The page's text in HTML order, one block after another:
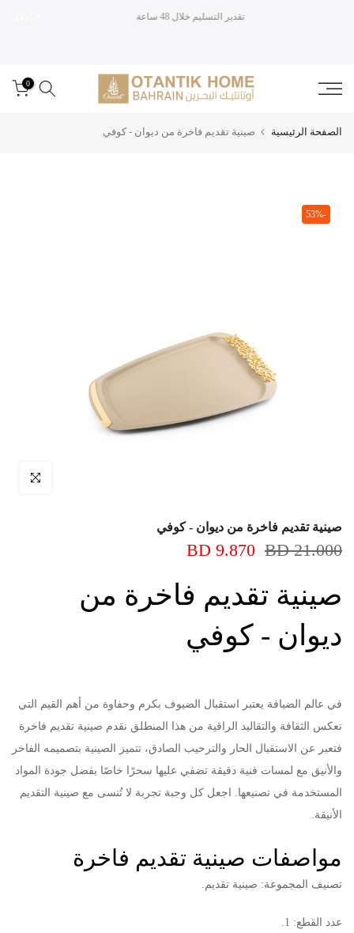
تقدير التسليم خلال 48 ساعة
0
الصفحة الرئيسية صينية تقديم فاخرة من ديوان - كوفي
-53%
اضغط
صينية تقديم فاخرة من ديوان - كوفي
21.000 BD
9.870 BD
صينية تقديم فاخرة من
ديوان - كوفي
في عالم الضيافة يعتبر استقبال الضيوف بكرم وحفاوة من أهم القيم التي
تعكس الثقافة والتقاليد الراقية من هذا المنطلق نقدم صينية تقديم فاخرة
فتعبر عن الاستقبال الحار والترحيب الصادق، تتميز الصينية بتصميمه الفاخر
والأنيق مع لمسات فنية دقيقة تضفي عليها سحرًا خاصًا بفضل جودة المواد
المستخدمة في تصنيعها. اجعل كل وجبة تجربة لا تُنسى مع صينية التقديم
الأنيقة.
مواصفات صينية تقديم فاخرة
تصنيف المجموعة: صينية تقديم.
عدد القطع: 1.